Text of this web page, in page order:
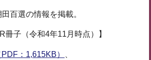
百選の情報を掲載。
冊子（令和4年11月時点）】
：1,615KB）